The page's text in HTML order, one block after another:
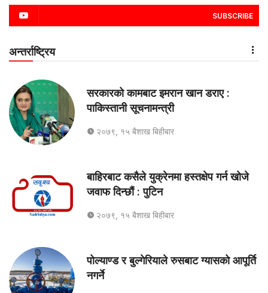
SUBSCRIBE
अन्तर्राष्ट्रिय
सरकारको कामबाट इमरान खान डराए :
पाकिस्तानी सूचनामन्त्री
२०७९, १५ बैशाख बिहीबार
बाहिरबाट कसैले युक्रेनमा हस्तक्षेप गर्न खोजे
जवाफ दिन्छौं : पुटिन
२०७९, १५ बैशाख बिहीबार
पोल्याण्ड र बुल्गेरियाले रुसबाट ग्यासको आपूर्ति
नगर्ने